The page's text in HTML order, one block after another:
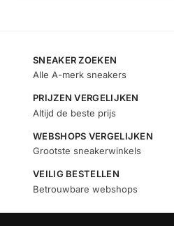
SNEAKER ZOEKEN
Alle A-merk sneakers
PRIJZEN VERGELIJKEN
Altijd de beste prijs
WEBSHOPS VERGELIJKEN
Grootste sneakerwinkels
VEILIG BESTELLEN
Betrouwbare webshops